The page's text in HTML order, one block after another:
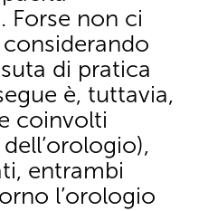
Forse non ci
di pratica
è, tuttavia,
coinvolti
entrambi
l’orologio